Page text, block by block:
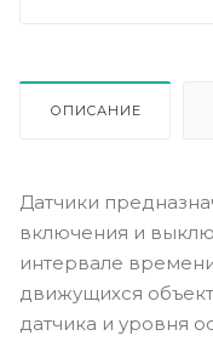
ОПИСАНИЕ
Датчики
включения и
интервале
движущихся
датчика и уровня